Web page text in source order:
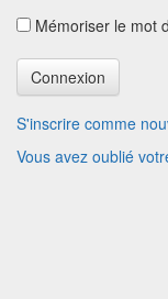
Mémoriser le mot
S'inscrire comme
Vous avez oublié